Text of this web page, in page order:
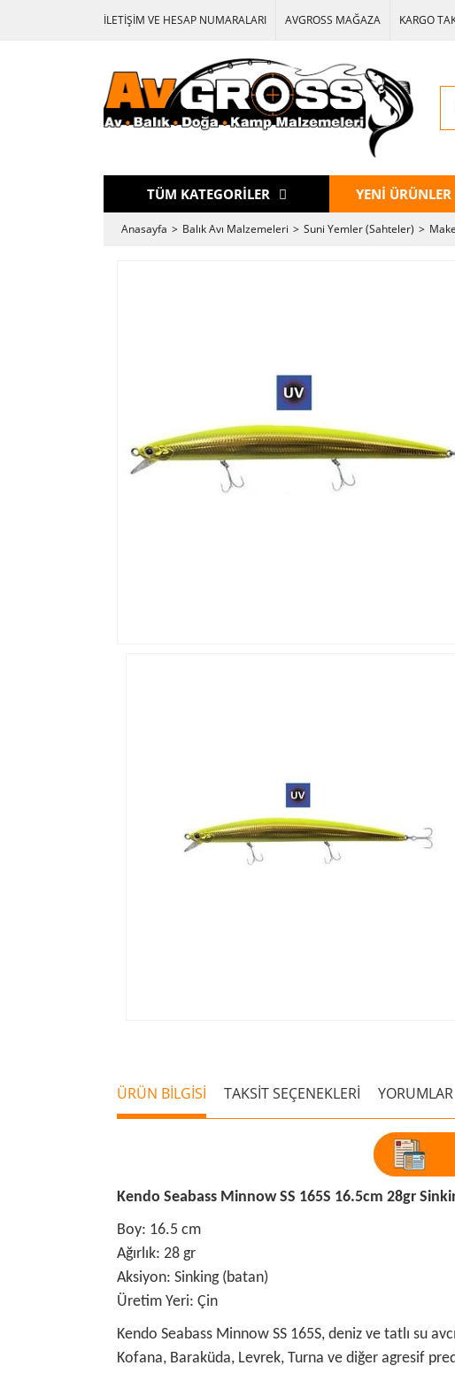
İLETİŞİM VE HESAP NUMARALARI AVGROSS MAĞAZA KARGO
TÜM KATEGORİLER YENİ ÜRÜNLER
Anasayfa Balık Avı Malzemeleri Suni Yemler (Sahteler)
ÜRÜN BİLGİSİ TAKSİT SEÇENEKLERİ YORUMLAR
Kendo Seabass Minnow SS 165S 16.5cm 28gr
Boy: 16.5 cm
Ağırlık: 28 gr
Aksiyon: Sinking (batan)
Üretim Yeri: Çin
Kendo Seabass Minnow SS 165S, deniz ve tatlı su
Kofana, Baraküda, Levrek, Turna ve diğer agresif